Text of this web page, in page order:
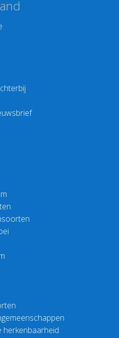
herkenbaarheid